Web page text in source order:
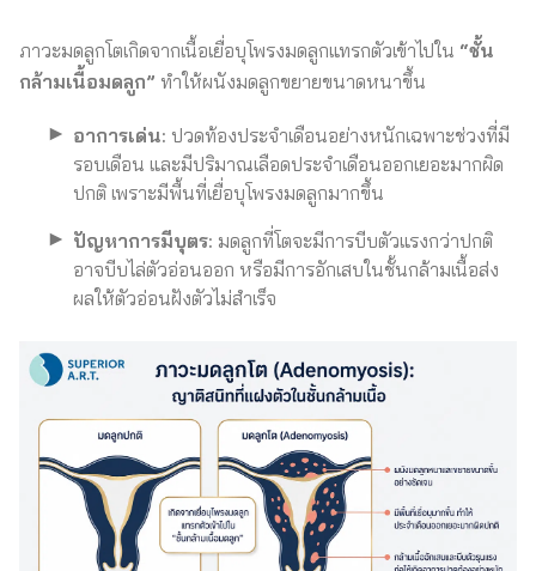
ภาวะมดลูกโตเกิดจากเนื้อเยื่อบุโพรงมดลูกแทรกตัวเข้าไปใน “ชั้น
กล้ามเนื้อมดลูก” ทำให้ผนังมดลูกขยายขนาดหนาขึ้น
อาการเด่น: ปวดท้องประจำเดือนอย่างหนักเฉพาะช่วงที่มี
รอบเดือน และมีปริมาณเลือดประจำเดือนออกเยอะมากผิด
ปกติ เพราะมีพื้นที่เยื่อบุโพรงมดลูกมากขึ้น
ปัญหาการมีบุตร: มดลูกที่โตจะมีการบีบตัวแรงกว่าปกติ
อาจบีบไล่ตัวอ่อนออก หรือมีการอักเสบในชั้นกล้ามเนื้อส่ง
ผลให้ตัวอ่อนฝังตัวไม่สำเร็จ